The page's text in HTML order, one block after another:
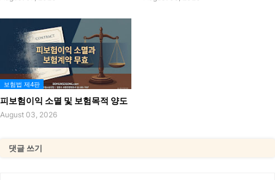
보험법 제4판
피보험이익 소멸 및 보험목적 양도
August 03, 2026
댓글 쓰기